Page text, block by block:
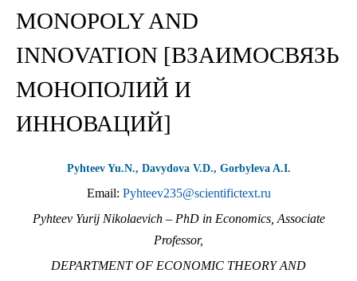
MONOPOLY AND
INNOVATION [ВЗАИМОСВЯЗЬ
МОНОПОЛИЙ И
ИННОВАЦИЙ]
Pyhteev Yu.N., Davydova V.D., Gorbyleva A.I.
Email: Pyhteev235@scientifictext.ru
Pyhteev Yurij Nikolaevich – PhD in Economics, Associate
Professor,
DEPARTMENT OF ECONOMIC THEORY AND